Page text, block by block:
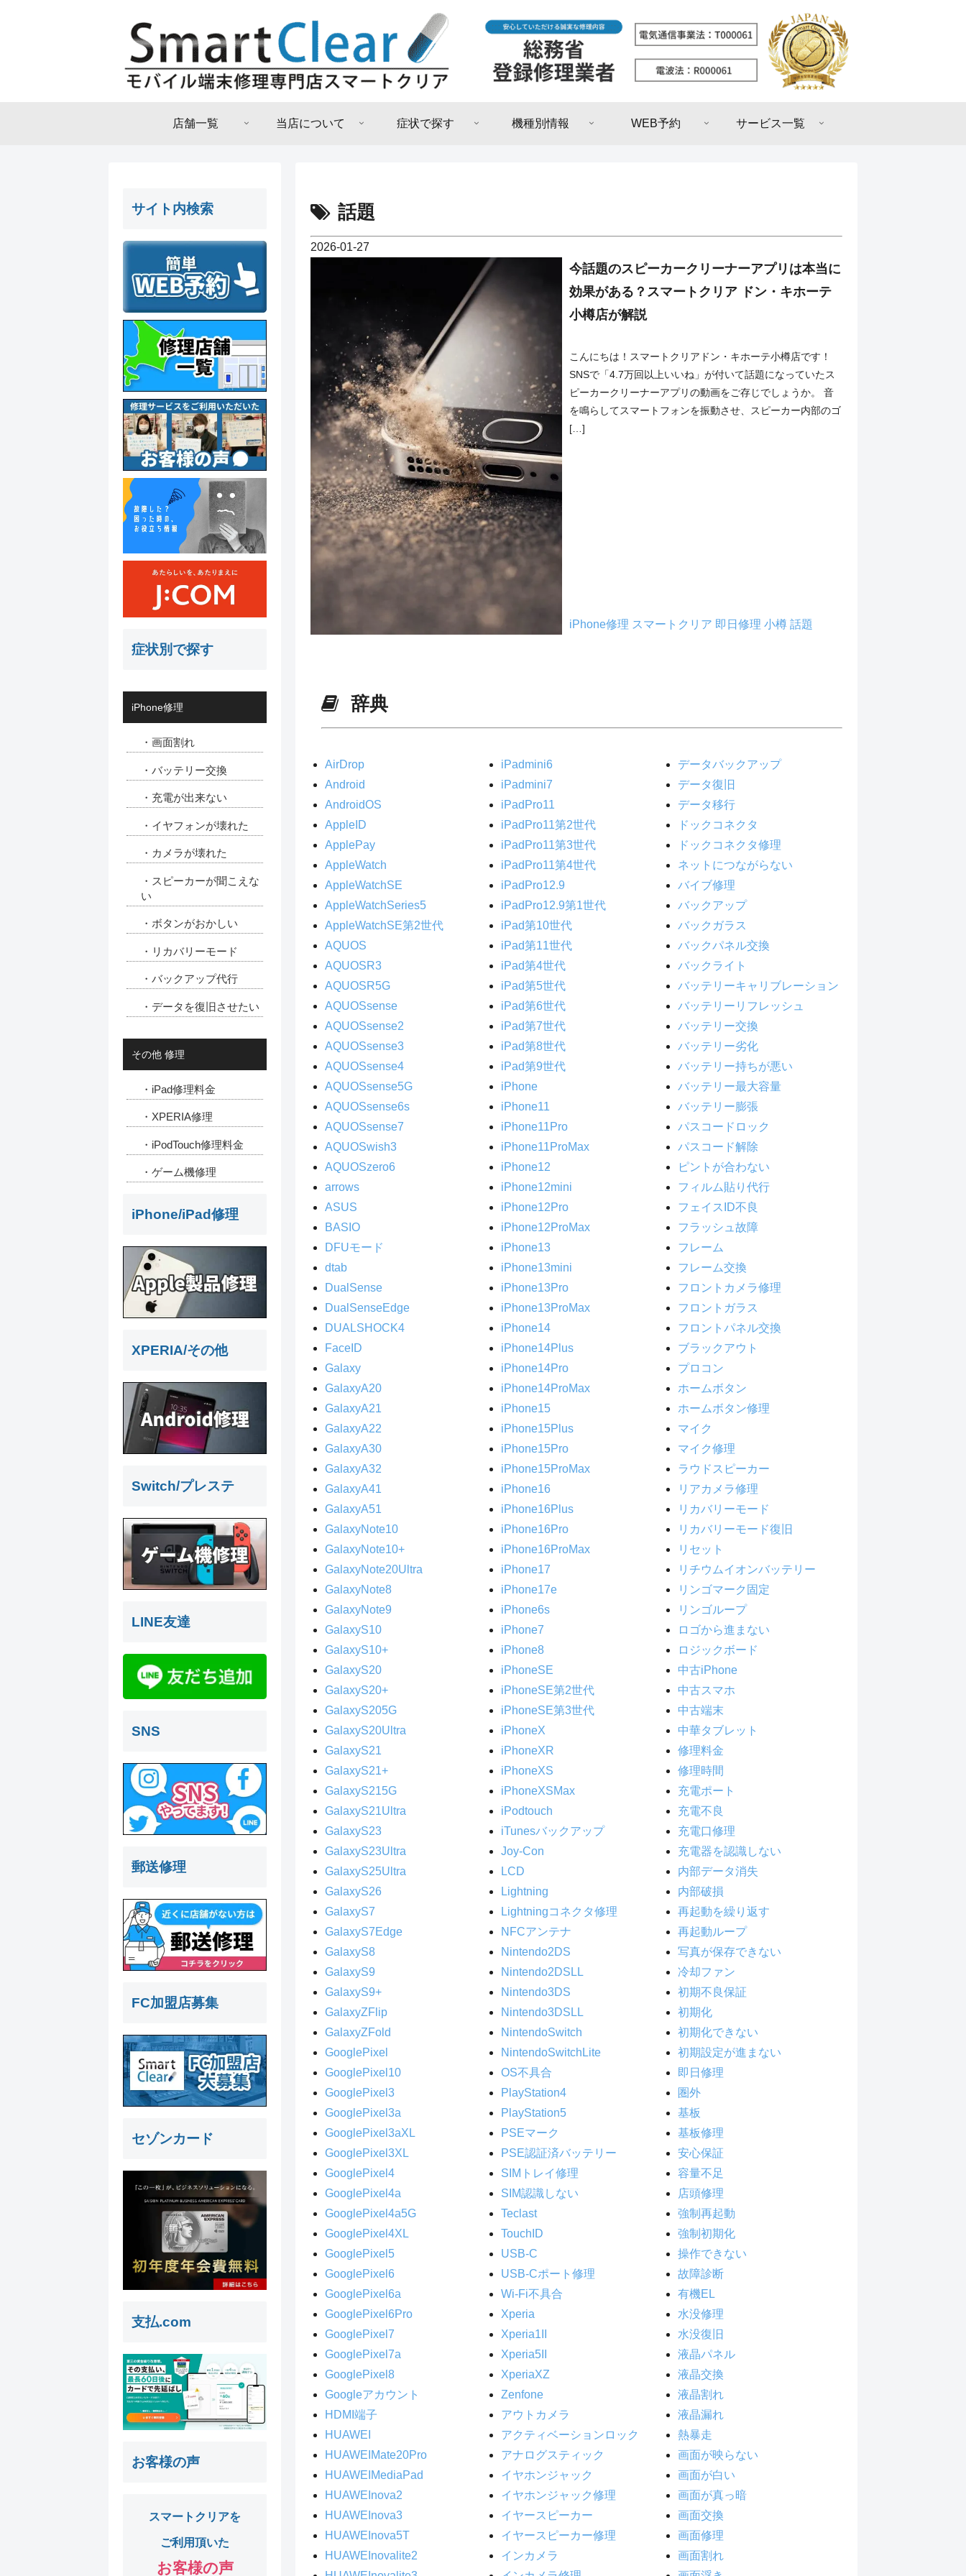
店舗一覧 当店について 症状で探す 機種別情報 WEB予約 サービス一覧
話題
2026-01-27
今話題のスピーカークリーナーアプリは本当に
効果がある？スマートクリア ドン・キホーテ
小樽店が解説
こんにちは！スマートクリアドン・キホーテ小樽店です！
SNSで「4.7万回以上いいね」が付いて話題になっていたス
ピーカークリーナーアプリの動画をご存じでしょうか。 音
を鳴らしてスマートフォンを振動させ、スピーカー内部のゴ
[…]
iPhone修理 スマートクリア 即日修理 小樽 話題
辞典
AirDrop
Android
AndroidOS
AppleID
ApplePay
AppleWatch
AppleWatchSE
AppleWatchSeries5
AppleWatchSE第2世代
AQUOS
AQUOSR3
AQUOSR5G
AQUOSsense
AQUOSsense2
AQUOSsense3
AQUOSsense4
AQUOSsense5G
AQUOSsense6s
AQUOSsense7
AQUOSwish3
AQUOSzero6
arrows
ASUS
BASIO
DFUモード
dtab
DualSense
DualSenseEdge
DUALSHOCK4
FaceID
Galaxy
GalaxyA20
GalaxyA21
GalaxyA22
GalaxyA30
GalaxyA32
GalaxyA41
GalaxyA51
GalaxyNote10
GalaxyNote10+
GalaxyNote20Ultra
GalaxyNote8
GalaxyNote9
GalaxyS10
GalaxyS10+
GalaxyS20
GalaxyS20+
GalaxyS205G
GalaxyS20Ultra
GalaxyS21
GalaxyS21+
GalaxyS215G
GalaxyS21Ultra
GalaxyS23
GalaxyS23Ultra
GalaxyS25Ultra
GalaxyS26
GalaxyS7
GalaxyS7Edge
GalaxyS8
GalaxyS9
GalaxyS9+
GalaxyZFlip
GalaxyZFold
GooglePixel
GooglePixel10
GooglePixel3
GooglePixel3a
GooglePixel3aXL
GooglePixel3XL
GooglePixel4
GooglePixel4a
GooglePixel4a5G
GooglePixel4XL
GooglePixel5
GooglePixel6
GooglePixel6a
GooglePixel6Pro
GooglePixel7
GooglePixel7a
GooglePixel8
Googleアカウント
HDMI端子
HUAWEI
HUAWEIMate20Pro
HUAWEIMediaPad
HUAWEInova2
HUAWEInova3
HUAWEInova5T
HUAWEInovalite2
iPadmini6
iPadmini7
iPadPro11
iPadPro11第2世代
iPadPro11第3世代
iPadPro11第4世代
iPadPro12.9
iPadPro12.9第1世代
iPad第10世代
iPad第11世代
iPad第4世代
iPad第5世代
iPad第6世代
iPad第7世代
iPad第8世代
iPad第9世代
iPhone
iPhone11
iPhone11Pro
iPhone11ProMax
iPhone12
iPhone12mini
iPhone12Pro
iPhone12ProMax
iPhone13
iPhone13mini
iPhone13Pro
iPhone13ProMax
iPhone14
iPhone14Plus
iPhone14Pro
iPhone14ProMax
iPhone15
iPhone15Plus
iPhone15Pro
iPhone15ProMax
iPhone16
iPhone16Plus
iPhone16Pro
iPhone16ProMax
iPhone17
iPhone17e
iPhone6s
iPhone7
iPhone8
iPhoneSE
iPhoneSE第2世代
iPhoneSE第3世代
iPhoneX
iPhoneXR
iPhoneXS
iPhoneXSMax
iPodtouch
iTunesバックアップ
Joy-Con
LCD
Lightning
Lightningコネクタ修理
NFCアンテナ
Nintendo2DS
Nintendo2DSLL
Nintendo3DS
Nintendo3DSLL
NintendoSwitch
NintendoSwitchLite
OS不具合
PlayStation4
PlayStation5
PSEマーク
PSE認証済バッテリー
SIMトレイ修理
SIM認識しない
Teclast
TouchID
USB-C
USB-Cポート修理
Wi-Fi不具合
Xperia
Xperia1II
Xperia5II
XperiaXZ
Zenfone
アウトカメラ
アクティベーションロック
アナログスティック
イヤホンジャック
イヤホンジャック修理
イヤースピーカー
イヤースピーカー修理
インカメラ
データバックアップ
データ復旧
データ移行
ドックコネクタ
ドックコネクタ修理
ネットにつながらない
バイブ修理
バックアップ
バックガラス
バックパネル交換
バックライト
バッテリーキャリブレーション
バッテリーリフレッシュ
バッテリー交換
バッテリー劣化
バッテリー持ちが悪い
バッテリー最大容量
バッテリー膨張
パスコードロック
パスコード解除
ピントが合わない
フィルム貼り代行
フェイスID不良
フラッシュ故障
フレーム
フレーム交換
フロントカメラ修理
フロントガラス
フロントパネル交換
ブラックアウト
プロコン
ホームボタン
ホームボタン修理
マイク
マイク修理
ラウドスピーカー
リアカメラ修理
リカバリーモード
リカバリーモード復旧
リセット
リチウムイオンバッテリー
リンゴマーク固定
リンゴループ
ロゴから進まない
ロジックボード
中古iPhone
中古スマホ
中古端末
中華タブレット
修理料金
修理時間
充電ポート
充電不良
充電口修理
充電器を認識しない
内部データ消失
内部破損
再起動を繰り返す
再起動ループ
写真が保存できない
冷却ファン
初期不良保証
初期化
初期化できない
初期設定が進まない
即日修理
圏外
基板
基板修理
安心保証
容量不足
店頭修理
強制再起動
強制初期化
操作できない
故障診断
有機EL
水没修理
水没復旧
液晶パネル
液晶交換
液晶割れ
液晶漏れ
熱暴走
画面が映らない
画面が白い
画面が真っ暗
画面交換
画面修理
画面割れ
サイト内検索
症状別で探す
iPhone修理
・画面割れ
・バッテリー交換
・充電が出来ない
・イヤフォンが壊れた
・カメラが壊れた
・スピーカーが聞こえな
い
・ボタンがおかしい
・リカバリーモード
・バックアップ代行
・データを復旧させたい
その他 修理
・iPad修理料金
・XPERIA修理
・iPodTouch修理料金
・ゲーム機修理
iPhone/iPad修理
XPERIA/その他
Switch/プレステ
LINE友達
SNS
郵送修理
FC加盟店募集
セゾンカード
支払.com
お客様の声
スマートクリアを
ご利用頂いた
お客様の声